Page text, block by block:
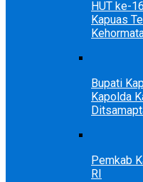
HUT ke-
Kapuas
Bupati
Kapolda
Pemkab
RI